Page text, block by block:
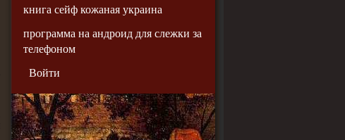
книга сейф кожаная украина
программа на андроид для слежки за
телефоном
Войти